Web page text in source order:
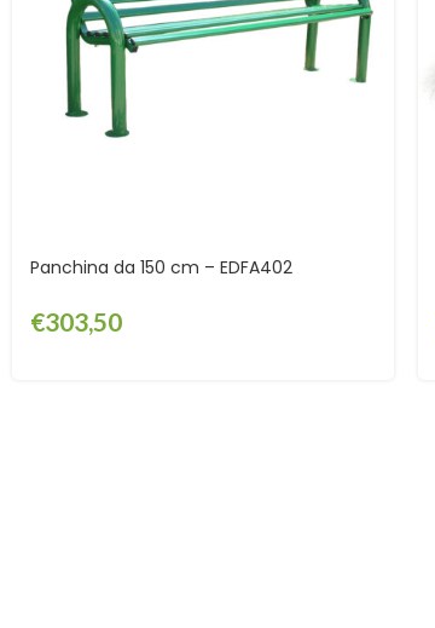
Panchina da 150 cm – EDFA402
€303,50